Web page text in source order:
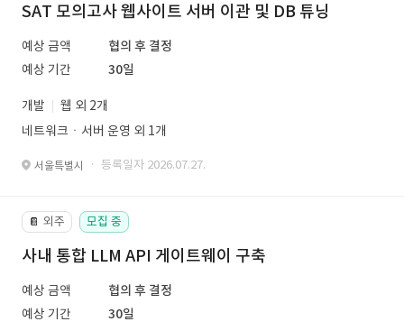
SAT 모의고사 웹사이트 서버 이관 및 DB 튜닝
예상 금액
협의 후 결정
예상 기간
30일
개발
웹 외 2개
네트워크ㆍ서버 운영 외 1개
서울특별시 · 등록일자 2026.07.27.
📔 외주 모집 중
사내 통합 LLM API 게이트웨이 구축
예상 금액
협의 후 결정
예상 기간
30일